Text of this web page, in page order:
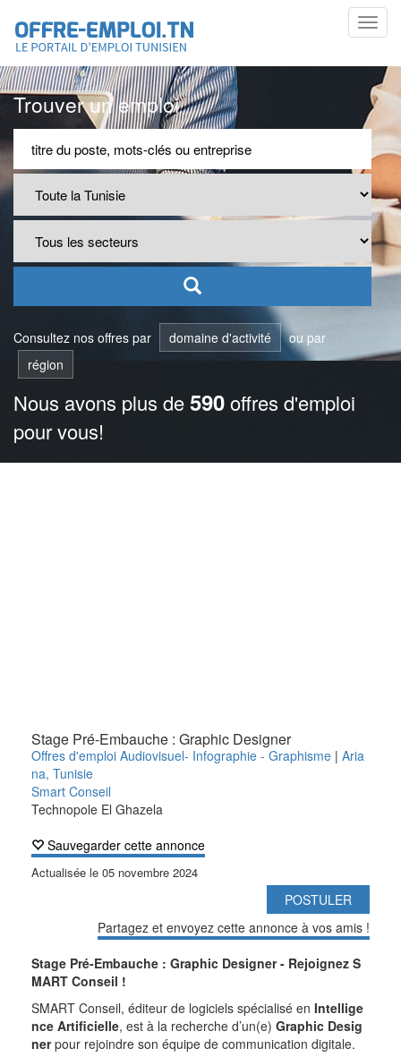
Trouver un emploi
Consultez nos offres par domaine d'activité
ou par
région
Nous avons plus de590offres d'emploi
pour vous!
Stage Pré-Embauche : Graphic Designer
Offres d'emploi Audiovisuel- Infographie - Graphisme | Aria
na, Tunisie
Smart Conseil
Technopole El Ghazela
Sauvegarder cette annonce
Actualisée le 05 novembre 2024
POSTULER
Partagez et envoyez cette annonce à vos amis !
Stage Pré-Embauche : Graphic Designer - Rejoignez S
MART Conseil !
SMART Conseil, éditeur de logiciels spécialisé en Intellige
nce Artificielle, est à la recherche d’un(e) Graphic Desig
nerpour rejoindre son équipe de communication digitale.